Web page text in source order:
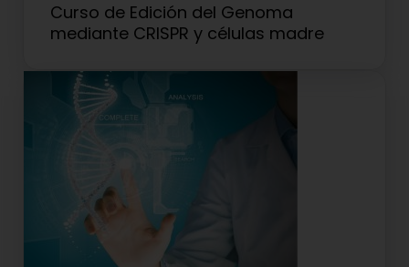
Curso de Edición del Genoma
mediante CRISPR y células madre